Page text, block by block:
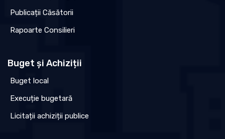
Publicații Căsătorii
Rapoarte Consilieri
Buget și Achiziții
Buget local
Execuție bugetară
Licitații achiziții publice